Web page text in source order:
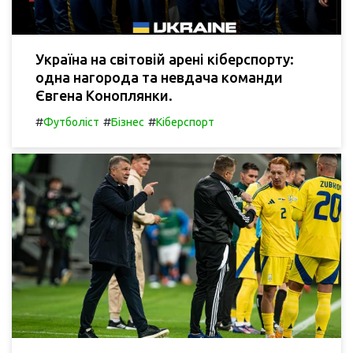
Україна на світовій арені кіберспорту:
одна нагорода та невдача команди
Євгена Коноплянки.
#Футболіст #Бізнес #Кіберспорт